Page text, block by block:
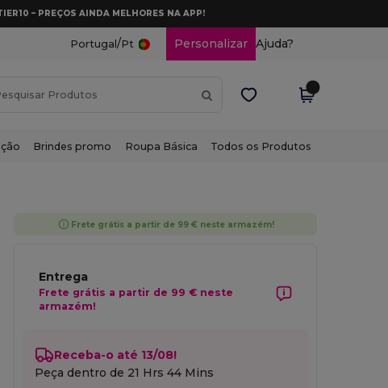
– PREÇOS AINDA MELHORES NA APP!
Portugal /Pt Personalizar Ajuda?
Brindes promo Roupa Básica Todos os Produtos
Frete grátis a partir de 99 € neste armazém!
Entrega
Frete grátis a partir de 99 € neste
armazém!
Receba-o até 13/08!
Peça dentro de 21 Hrs 44 Mins